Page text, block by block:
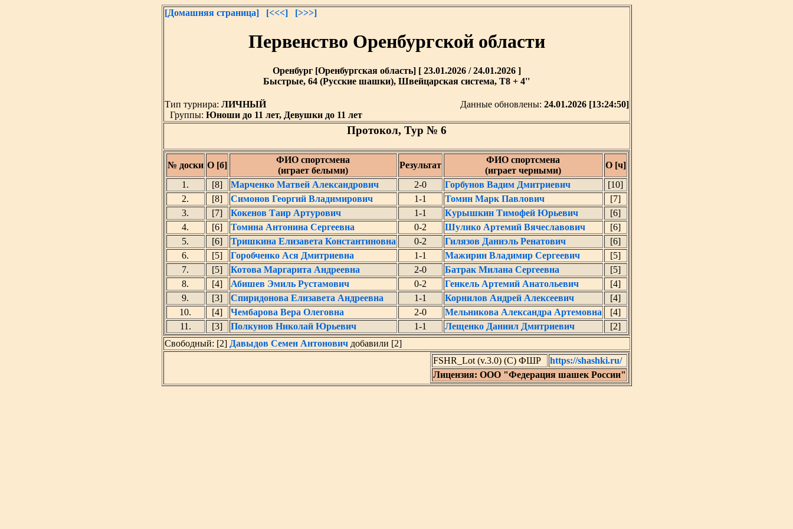
[Домашняя страница] [<<<] [>>>]
Первенство Оренбургской области
Оренбург [Оренбургская область] [ 23.01.2026 / 24.01.2026 ]
Быстрые, 64 (Русские шашки), Швейцарская система, T8 + 4''
Тип турнира: ЛИЧНЫЙ Данные обновлены: 24.01.2026 [13:24:50]
Группы: Юноши до 11 лет, Девушки до 11 лет
Протокол, Тур № 6
№ доски О [б]
ФИО спортсмена
(играет белыми)
Результат
ФИО спортсмена
(играет черными)
О [ч]
1.
[8] Марченко Матвей Александрович 2-0 Горбунов Вадим Дмитриевич
[10]
2.
[8] Симонов Георгий Владимирович 1-1 Томин Марк Павлович
[7]
3.
[7] Кокенов Таир Артурович 1-1 Курышкин Тимофей Юрьевич
[6]
4.
[6] Томина Антонина Сергеевна 0-2 Шулико Артемий Вячеславович
[6]
5.
[6] Тришкина Елизавета Константиновна 0-2 Гилязов Даниэль Ренатович
[6]
6.
[5] Горобченко Ася Дмитриевна 1-1 Мажирин Владимир Сергеевич
[5]
7.
[5] Котова Маргарита Андреевна 2-0 Батрак Милана Сергеевна
[5]
8.
[4] Абишев Эмиль Рустамович 0-2 Генкель Артемий Анатольевич
[4]
9.
[3] Спиридонова Елизавета Андреевна 1-1 Корнилов Андрей Алексеевич
[4]
10.
[4] Чембарова Вера Олеговна 2-0 Мельникова Александра Артемовна
[4]
11.
[3] Полкунов Николай Юрьевич 1-1 Лещенко Даниил Дмитриевич
[2]
Свободный: [2] Давыдов Семен Антоновичдобавили [2]
FSHR_Lot (v.3.0) (C) ФШР
https://shashki.ru/
Лицензия: ООО "Федерация шашек России"